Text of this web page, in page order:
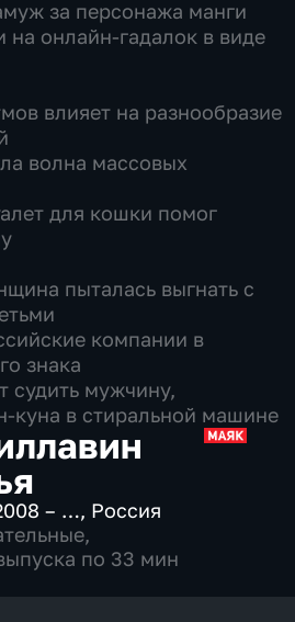
за персонажа манги
на онлайн-гадалок в виде
влияет на разнообразие
волна массовых
для кошки помог
пыталась выгнать с
компании в
знака
судить мужчину,
куна в стиральной машине
– …, Россия
,
по 33 мин